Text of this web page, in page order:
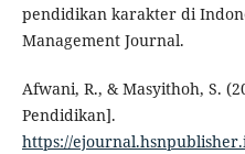
pendidikan karakter di
Management Journal.
Afwani, R., & Masyithoh, S.
Pendidikan].
https://